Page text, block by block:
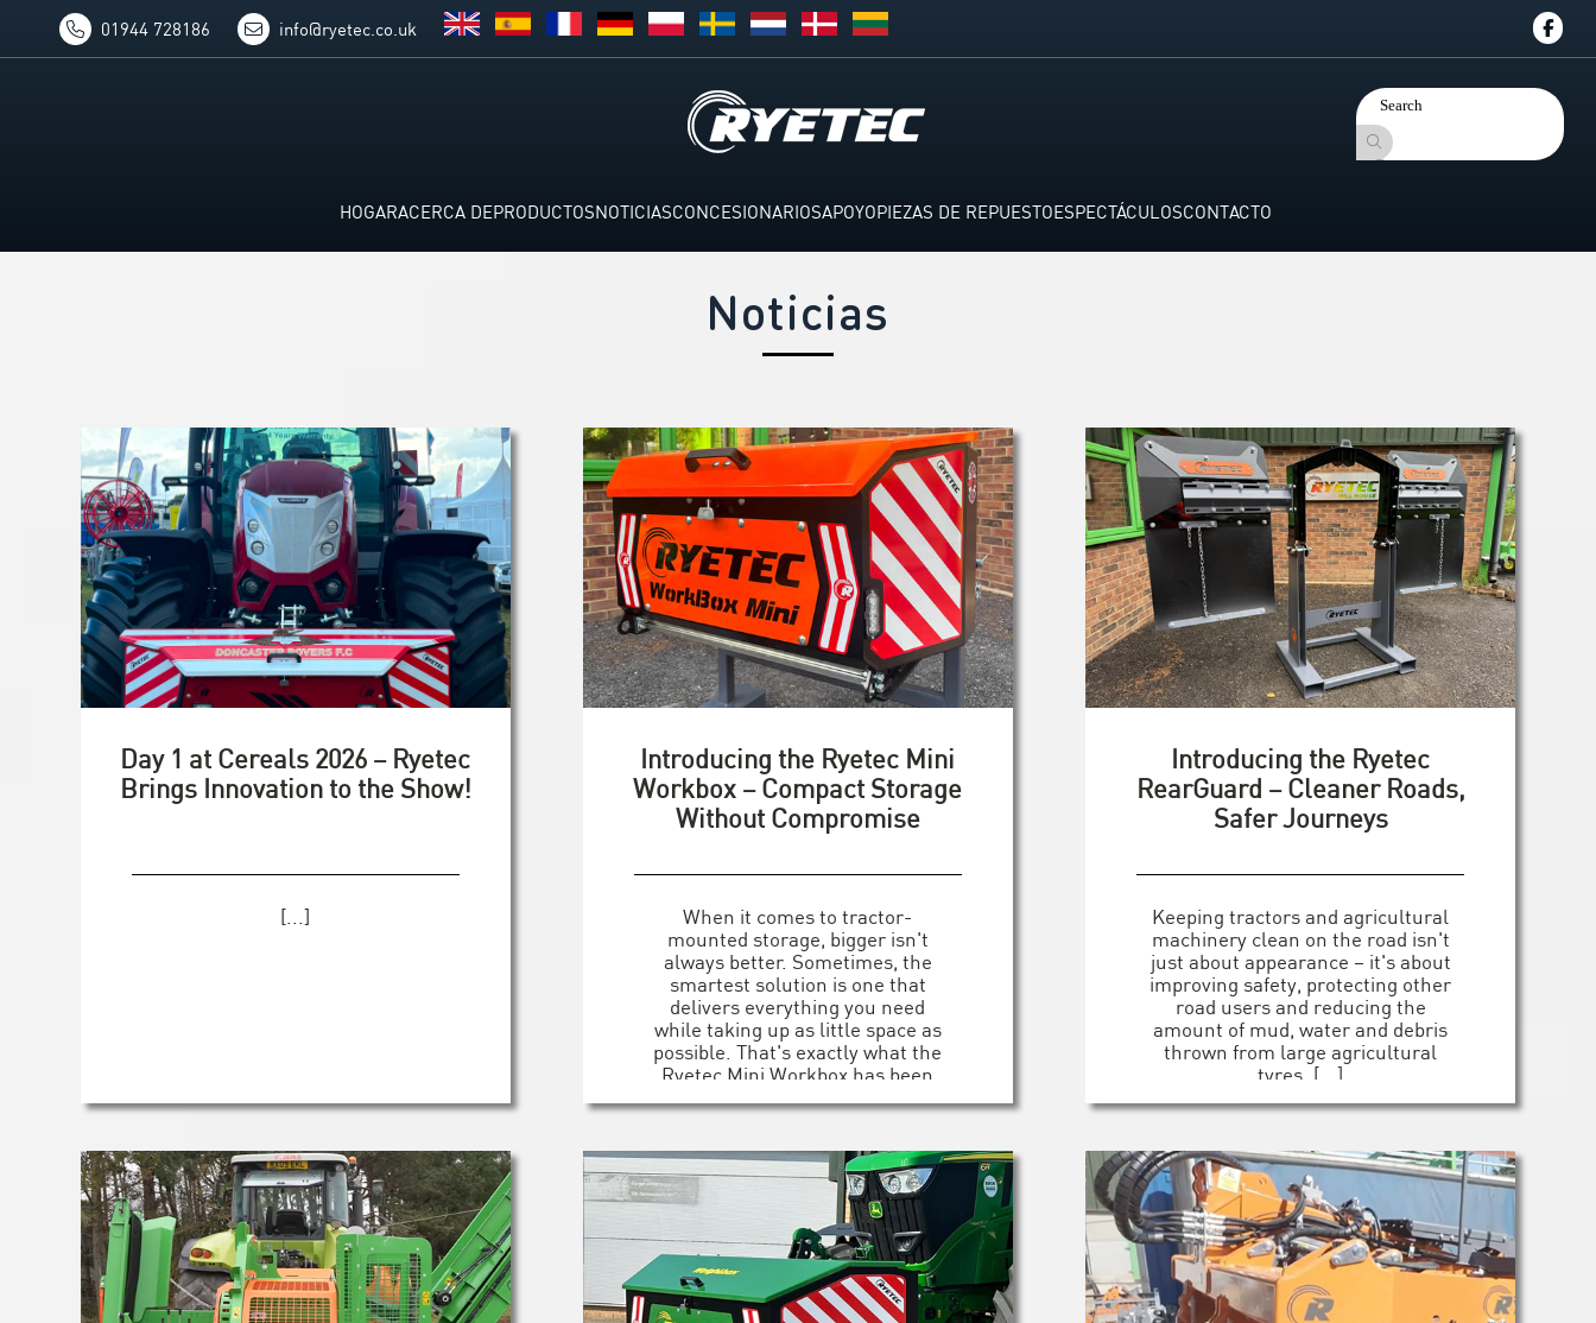
01944 728186 info@ryetec.co.uk
HOGARACERCA DEPRODUCTOSNOTICIASCONCESIONARIOSAPOYOPIEZAS DE REPUESTOESPECTÁCULOSCONTACTO
Noticias
Day 1 at Cereals 2026 – Ryetec
Brings Innovation to the Show!
[...]
Introducing the Ryetec Mini
Workbox – Compact Storage
Without Compromise
When it comes to tractor-
mounted storage, bigger isn't
always better. Sometimes, the
smartest solution is one that
delivers everything you need
while taking up as little space as
possible. That's exactly what the
Ryetec Mini Workbox has been
Introducing the Ryetec
RearGuard – Cleaner Roads,
Safer Journeys
Keeping tractors and agricultural
machinery clean on the road isn't
just about appearance – it's about
improving safety, protecting other
road users and reducing the
amount of mud, water and debris
thrown from large agricultural
tyres. [...]